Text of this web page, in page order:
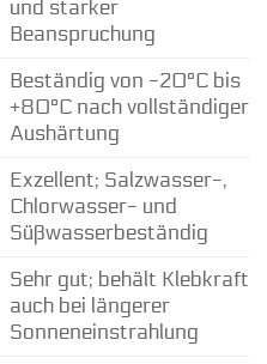
und starker
Beanspruchung
Beständig von -20°C bis
+80°C nach vollständiger
Aushärtung
Exzellent; Salzwasser-,
Chlorwasser- und
Süßwasserbeständig
Sehr gut; behält Klebkraft
auch bei längerer
Sonneneinstrahlung